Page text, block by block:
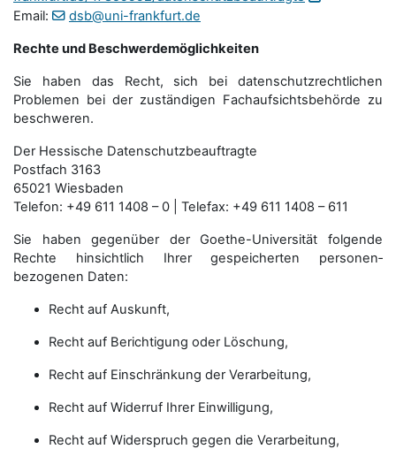
Email:
dsb@uni-frankfurt.de
Rechte und Beschwerdemöglichkeiten
Sie haben das Recht, sich bei datenschutzrechtlichen
Problemen bei der zuständigen Fachauf­sichts­behörde zu
beschweren.
Der Hessische Datenschutzbeauftragte
Postfach 3163
65021 Wiesbaden
Telefon: +49 611 1408 – 0 | Telefax: +49 611 1408 – 611
Sie haben gegenüber der Goethe-Universität folgende
Rechte hinsichtlich Ihrer gespeicherten personen­
bezogenen Daten:
Recht auf Auskunft,
Recht auf Berichtigung oder Löschung,
Recht auf Einschränkung der Verarbeitung,
Recht auf Widerruf Ihrer Einwilligung,
Recht auf Widerspruch gegen die Verarbeitung,